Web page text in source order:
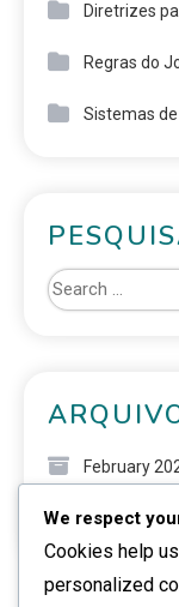
Diretrizes
Regras do
Sistemas
February
January
We respect
Cookies help
personalized